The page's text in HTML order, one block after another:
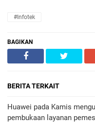
#Infotek
BAGIKAN
BERITA TERKAIT
Huawei pada Kamis
pembukaan layanan